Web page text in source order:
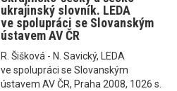
ukrajinský slovník. LEDA
ve spolupráci se Slovanským
ústavem AV ČR
R. Šišková - N. Savický, LEDA
ve spolupráci se Slovanským
ústavem AV ČR, Praha 2008, 1026 s.